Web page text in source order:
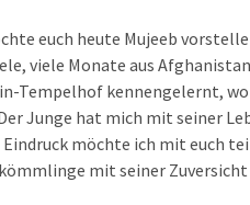
euch heute Mujeeb
viele Monate aus
Tempelhof kennengelernt,
Junge hat mich mit seiner
Eindruck möchte ich mit euch
mit seiner